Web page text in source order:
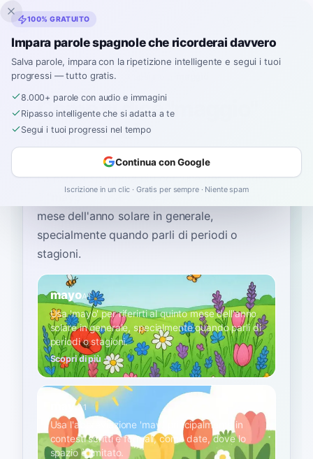
Inklingo
Home› Spagnolo›Italian
Come si dice "maggio"
in spagnolo
La parola spagnola più comune per“maggio”
usa 'mayo' per riferirti al quinto
mese dell'anno solare in generale,
specialmente quando parli di periodi o
stagioni.
mayoA1
Usa 'mayo' per riferirti al quinto mese dell'anno
solare in generale, specialmente quando parli di
periodi o stagioni.
Scopri di più →
may.A1
Usa l'abbreviazione 'may.' principalmente in
contesti scritti e formali, come date, dove lo
spazio è limitato.
100% GRATUITO
Impara parole spagnole che ricorderai davvero
Salva parole, impara con la ripetizione intelligente e segui i tuoi
progressi — tutto gratis.
8.000+ parole con audio e immagini
Ripasso intelligente che si adatta a te
Segui i tuoi progressi nel tempo
Continua con Google
Iscrizione in un clic · Gratis per sempre · Niente spam